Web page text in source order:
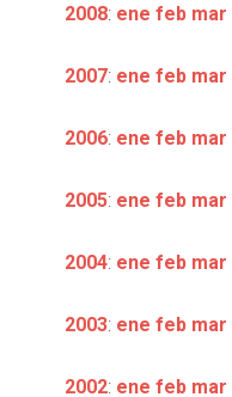
2008: ene feb mar
2007: ene feb mar
2006: ene feb mar
2005: ene feb mar
2004: ene feb mar
2003: ene feb mar
2002: ene feb mar